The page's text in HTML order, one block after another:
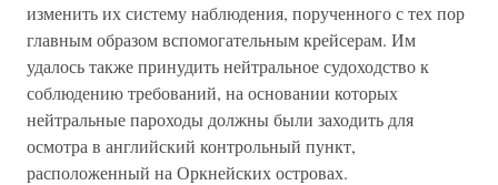
изменить их систему наблюдения, порученного с тех пор
главным образом вспомогательным крейсерам. Им
удалось также принудить нейтральное судоходство к
соблюдению требований, на основании которых
нейтральные пароходы должны были заходить для
осмотра в английский контрольный пункт,
расположенный на Оркнейских островах.